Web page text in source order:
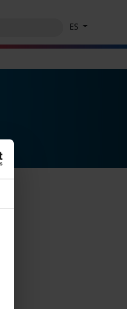
ES